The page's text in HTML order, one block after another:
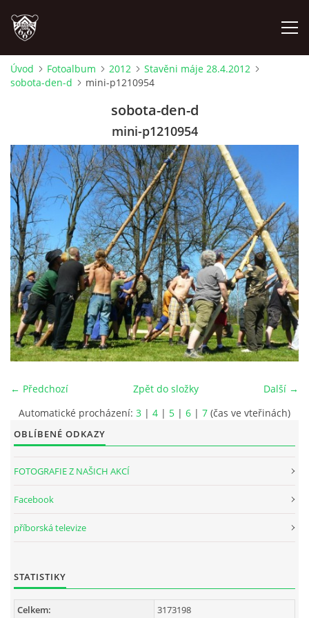
ÚVOD
PROBĚHLÉ AKCE
NOVINKY
FOTOALBUM
VIDEA
INTERNÍ SEKCE
Úvod Fotoalbum 2012
Stavěni máje 28.4.2012
sobota-den-d
mini-p1210954
sobota-den-d
mini-p1210954
← Předchozí Další →
Zpět do složky
Automatické procházení: 3 | 4 | 5 | 6 | 7 (čas ve vteřinách)
OBLÍBENÉ ODKAZY
FOTOGRAFIE Z NAŠICH AKCÍ
Facebook
příborská televize
STATISTIKY
Celkem: 3173198